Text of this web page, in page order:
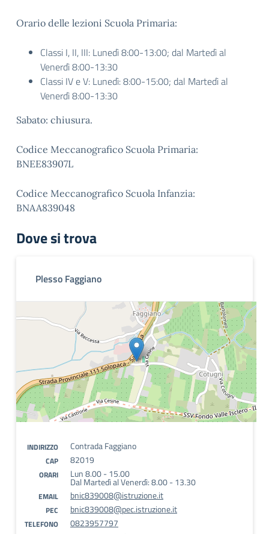
Orario delle lezioni Scuola Primaria:
Classi I, II, III: Lunedì 8:00-13:00; dal Martedì al
Venerdì 8:00-13:30
Classi IV e V: Lunedì: 8:00-15:00; dal Martedì al
Venerdì 8:00-13:30
Sabato: chiusura.
Codice Meccanografico Scuola Primaria:
BNEE83907L
Codice Meccanografico Scuola Infanzia:
BNAA839048
Dove si trova
Plesso Faggiano
INDIRIZZO Contrada Faggiano
CAP 82019
ORARI Lun 8.00 - 15.00
Dal Martedì al Venerdì: 8.00 - 13.30
EMAIL bnic839008@istruzione.it
PEC bnic839008@pec.istruzione.it
TELEFONO
0823957797